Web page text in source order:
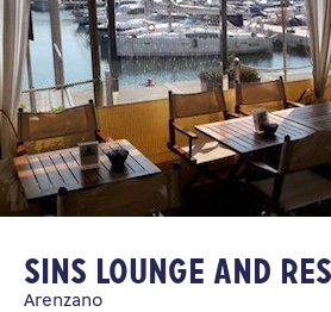
Sins Lounge and
Arenzano